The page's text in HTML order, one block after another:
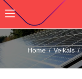
Home Veikals